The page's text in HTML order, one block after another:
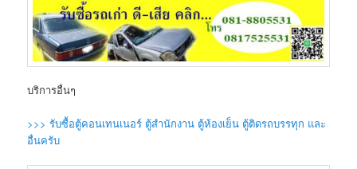
บริการอื่นๆ
>>> รับซื้อตู้คอนเทนเนอร์ ตู้สำนักงาน ตู้ห้องเย็น ตู้ติดรถบรรทุก และ
อื่นครับ